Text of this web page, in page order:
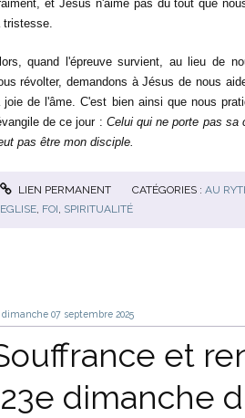
et Jésus n'aime pas du tout que
tristesse.
quand l'épreuve survient, au lieu de
révolter, demandons à Jésus de nous
joie de l'âme. C'est bien ainsi que nous
de ce jour : Celui qui ne porte pas sa
pas être mon disciple.
LIEN PERMANENT CATÉGORIES :AU
EGLISE, FOI SPIRITUALITÉ
dimanche 07 septembre 2025
et
dimanche